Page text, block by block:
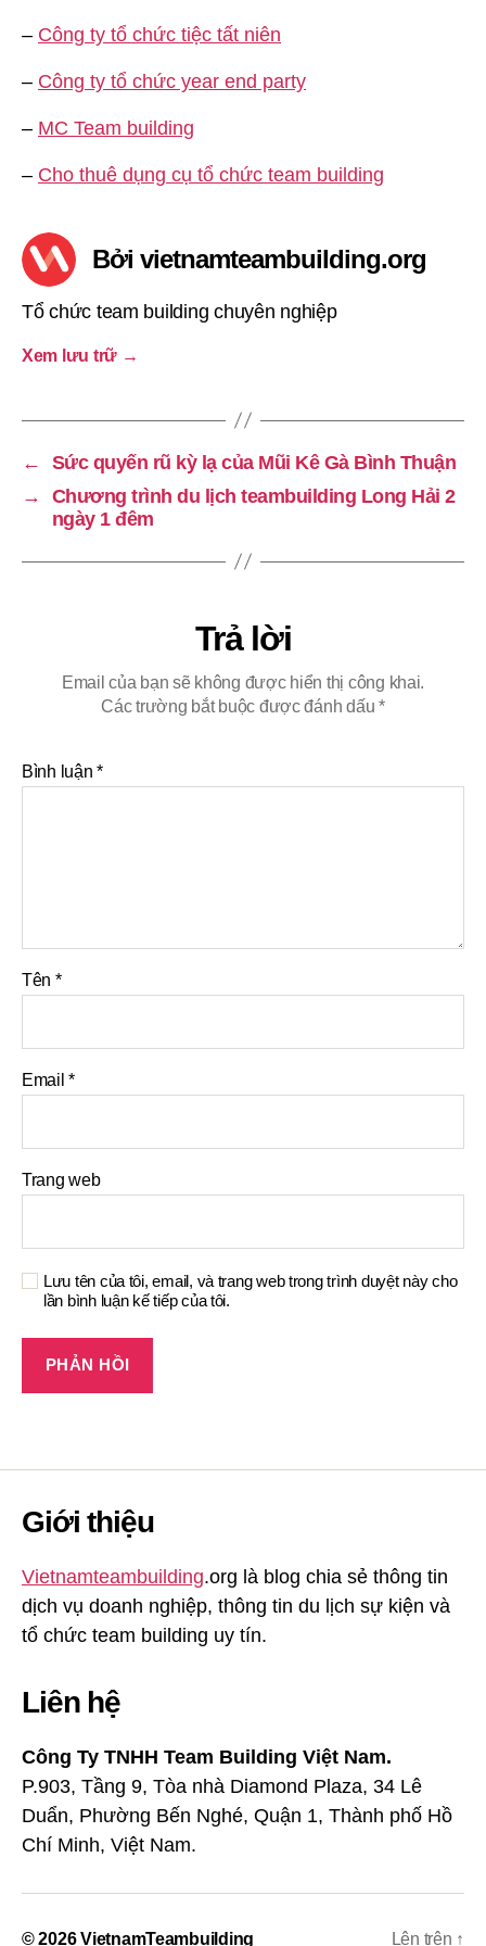
– Công ty tổ chức tiệc tất niên
– Công ty tổ chức year end party
– MC Team building
– Cho thuê dụng cụ tổ chức team building
Bởi vietnamteambuilding.org
Tổ chức team building chuyên nghiệp
Xem lưu trữ →
←
Sức quyến rũ kỳ lạ của Mũi Kê Gà Bình Thuận
→
Chương trình du lịch teambuilding Long Hải 2
ngày 1 đêm
Trả lời
Email của bạn sẽ không được hiển thị công khai.
Các trường bắt buộc được đánh dấu*
Bình luận*
Tên *
Email*
Trang web
Lưu tên của tôi, email, và trang web trong trình duyệt này cho
lần bình luận kế tiếp của tôi.
Giới thiệu
Vietnamteambuilding.org là blog chia sẻ thông tin
dịch vụ doanh nghiệp, thông tin du lịch sự kiện và
tổ chức team building uy tín.
Liên hệ
Công Ty TNHH Team Building Việt Nam.
P.903, Tầng 9, Tòa nhà Diamond Plaza, 34 Lê
Duẩn, Phường Bến Nghé, Quận 1, Thành phố Hồ
Chí Minh, Việt Nam.
© 2026VietnamTeambuilding Lên trên ↑